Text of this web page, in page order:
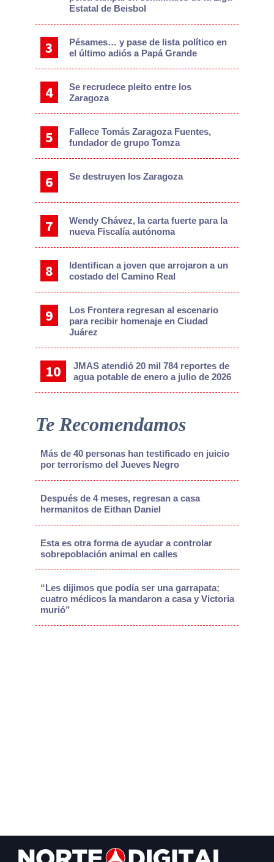
Estatal de Beisbol
Pésames… y pase de lista político en
el último adiós a Papá Grande
Se recrudece pleito entre los
Zaragoza
Fallece Tomás Zaragoza Fuentes,
fundador de grupo Tomza
Se destruyen los Zaragoza
Wendy Chávez, la carta fuerte para la
nueva Fiscalía autónoma
Identifican a joven que arrojaron a un
costado del Camino Real
Los Frontera regresan al escenario
para recibir homenaje en Ciudad
Juárez
JMAS atendió 20 mil 784 reportes de
agua potable de enero a julio de 2026
Te Recomendamos
Más de 40 personas han testificado en juicio
por terrorismo del Jueves Negro
Después de 4 meses, regresan a casa
hermanitos de Eithan Daniel
Esta es otra forma de ayudar a controlar
sobrepoblación animal en calles
“Les dijimos que podía ser una garrapata;
cuatro médicos la mandaron a casa y Victoria
murió”
Footer